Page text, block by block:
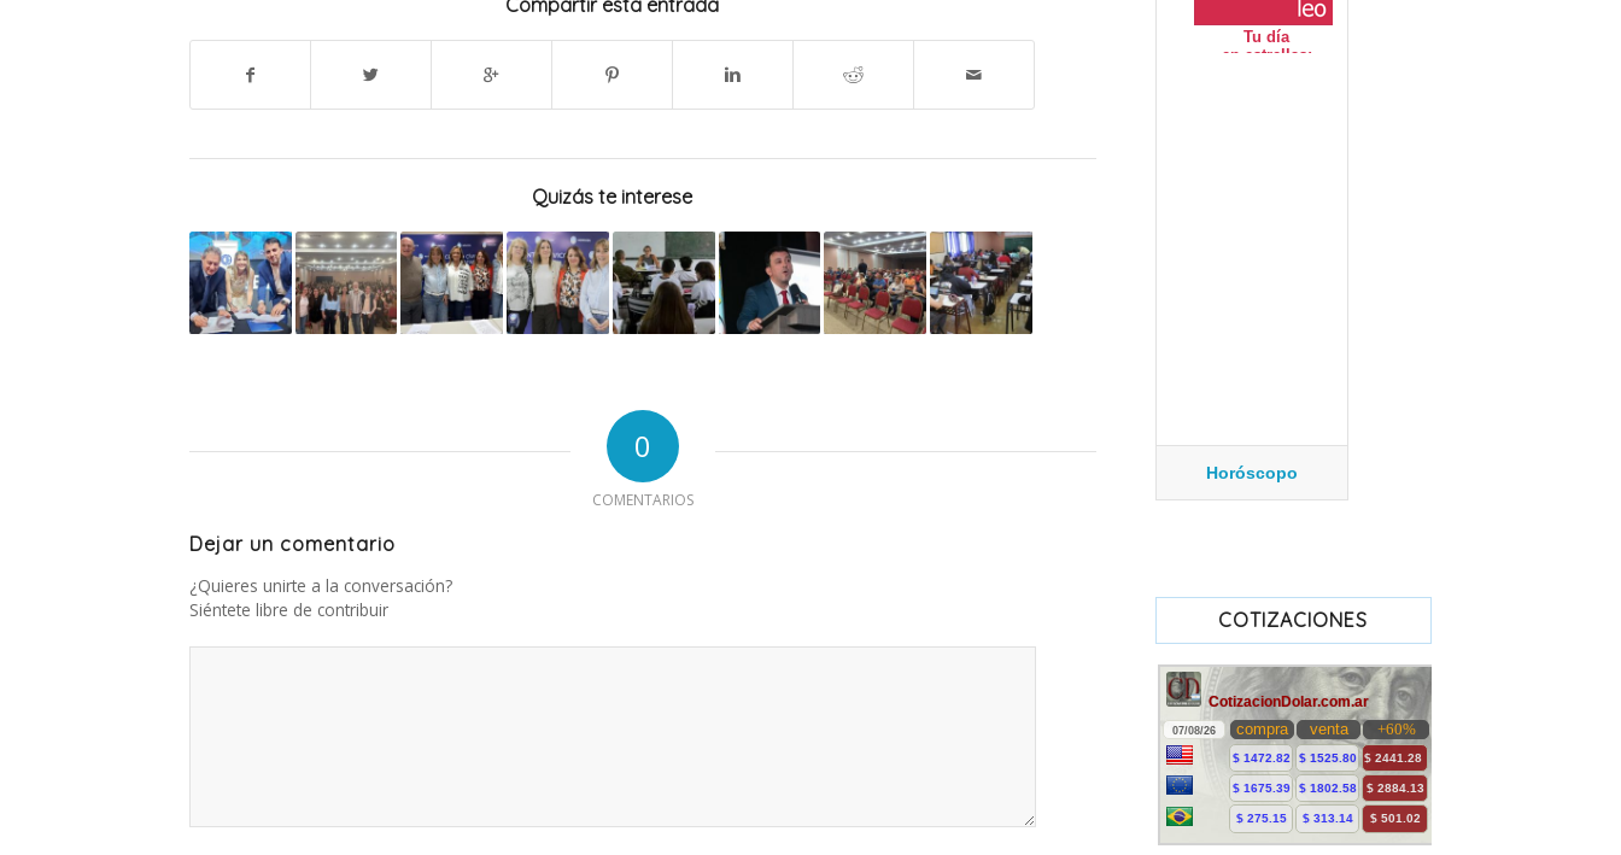
Compartir esta entrada
Quizás te interese
0
COMENTARIOS
Dejar un comentario
¿Quieres unirte a la conversación?
Siéntete libre de contribuir
Horóscopo
COTIZACIONES